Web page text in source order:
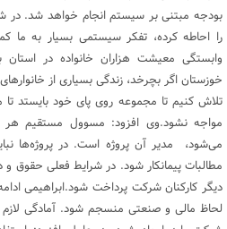
بودجه مبتنی بر سیستم انجام خواهد شد. در
را احاطه کرده، تفکر سیستمی بسیار به ما
وابستگی معیشت هزاران خانواده در
خوزستان اگر بچرخد، زندگی بسیاری از
تلاش کنیم تا مجموعه روی پای خود بایستد
مواجه نشود.وی افزود: مسوول مستقیم هر
می‌شود، مدیر آن پروژه است. در پروژه‌ها
مطالبات پیمانکار شود. در شرایط فعلی حقوق و
دیگر کارکنان شرکت پرداخت شود.ابراهیمی
لحاظ مالی و صنعتی منسجم شود. آمادگی لازم